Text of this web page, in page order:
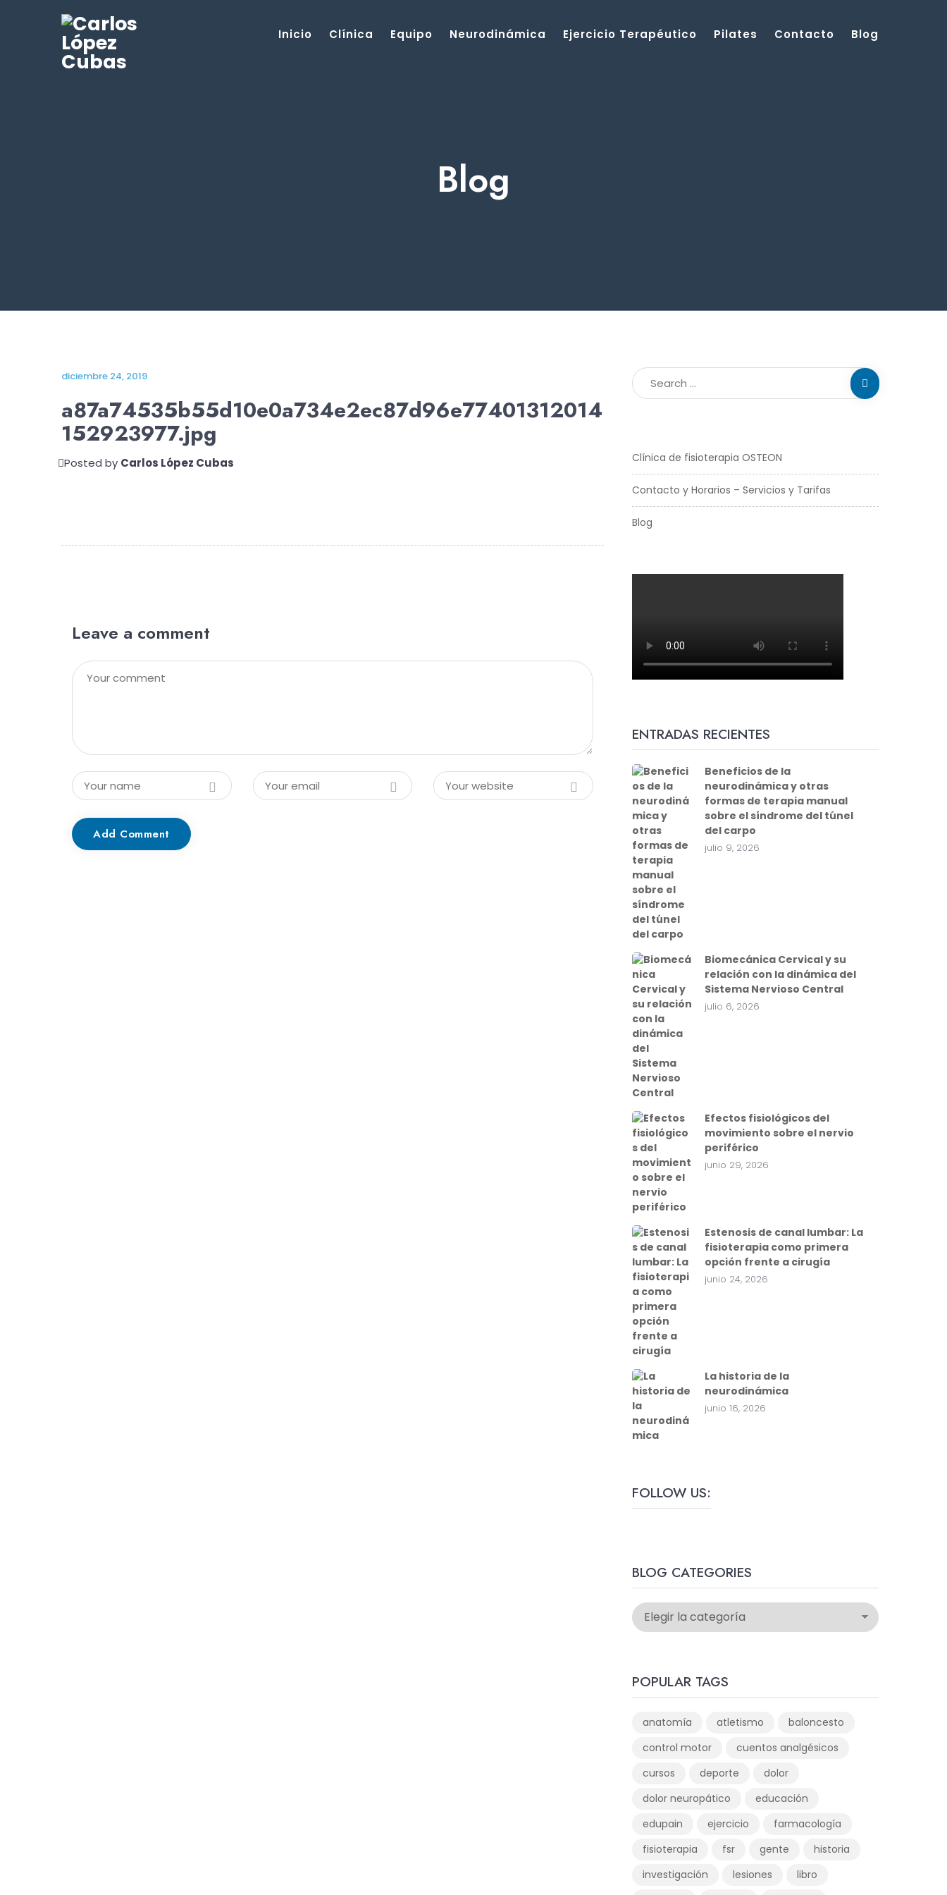
Inicio Clínica Equipo Neurodinámica Ejercicio Terapéutico Pilates Contacto Blog
Blog
diciembre 24, 2019
a87a74535b55d10e0a734e2ec87d96e77401312014
152923977.jpg
Posted by Carlos López Cubas
Leave a comment
Add Comment
Clínica de fisioterapia OSTEON
Contacto y Horarios – Servicios y Tarifas
Blog
ENTRADAS RECIENTES
Beneficios de la
neurodinámica y otras
formas de terapia manual
sobre el síndrome del túnel
del carpo
julio 9, 2026
Biomecánica Cervical y su
relación con la dinámica del
Sistema Nervioso Central
julio 6, 2026
Efectos fisiológicos del
movimiento sobre el nervio
periférico
junio 29, 2026
Estenosis de canal lumbar: La
fisioterapia como primera
opción frente a cirugía
junio 24, 2026
La historia de la
neurodinámica
junio 16, 2026
FOLLOW US:
BLOG CATEGORIES
POPULAR TAGS
anatomía atletismo
baloncesto
control motor
cuentos analgésicos
cursos
deporte
dolor
dolor neuropático
educación
edupain
ejercicio
farmacología
fisioterapia
fsr gente
historia
investigación
lesiones
libro